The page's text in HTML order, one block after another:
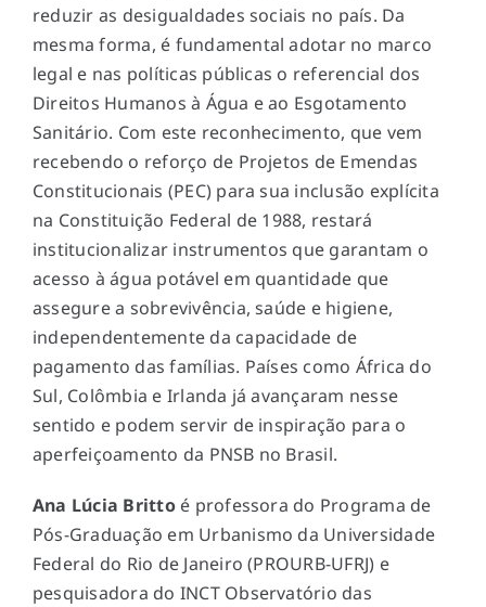
reduzir as desigualdades sociais no país. Da
mesma forma, é fundamental adotar no marco
legal e nas políticas públicas o referencial dos
Direitos Humanos à Água e ao Esgotamento
Sanitário. Com este reconhecimento, que vem
recebendo o reforço de Projetos de Emendas
Constitucionais (PEC) para sua inclusão explícita
na Constituição Federal de 1988, restará
institucionalizar instrumentos que garantam o
acesso à água potável em quantidade que
assegure a sobrevivência, saúde e higiene,
independentemente da capacidade de
pagamento das famílias. Países como África do
Sul, Colômbia e Irlanda já avançaram nesse
sentido e podem servir de inspiração para o
aperfeiçoamento da PNSB no Brasil.
Ana Lúcia Brittoé professora do Programa de
Pós-Graduação em Urbanismo da Universidade
Federal do Rio de Janeiro (PROURB-UFRJ) e
pesquisadora do INCT Observatório das